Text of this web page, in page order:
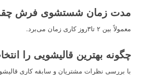
مدت زمان شستشوی فرش
معمولاً بین ۲ تا۳روز کاری زمان می‌برد.
چگونه بهترین قالیشویی را
با بررسی نظرات مشتریان و سابقه کاری